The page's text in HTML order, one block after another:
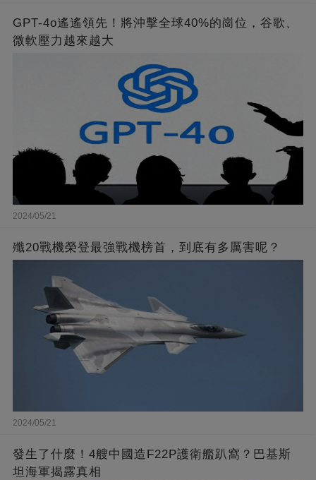
GPT-4o遙遙領先！將沖擊全球40%的崗位，谷歌、
微軟壓力越來越大
2024/05/21
殲20戰機榮登最強戰機榜首，到底有多厲害呢？
2024/05/21
發生了什麼！4艘中國造F22P護衛艦趴窩？巴基斯
坦海軍揭露真相